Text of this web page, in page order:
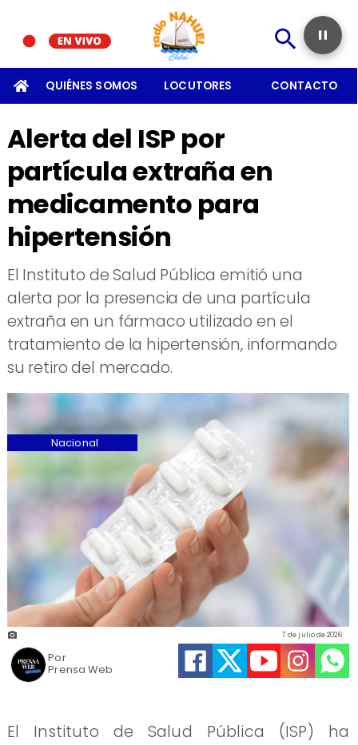
QUIÉNES SOMOS LOCUTORES CONTACTO
Alerta del ISP por
partícula extraña en
medicamento para
hipertensión
El Instituto de Salud Pública emitió una
alerta por la presencia de una partícula
extraña en un fármaco utilizado en el
tratamiento de la hipertensión, informando
su retiro del mercado.
Prensa Web
7 de julio de 2026
Nacional
Por
El Instituto de Salud Pública (ISP) ha